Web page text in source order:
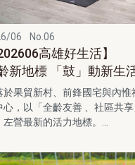
06 No.06
高雄好生活】
新地標 「鼓」動新生
於果貿新村、前鋒國宅與內惟
心，以「全齡友善 、社區共
左營最新的活力地標。...